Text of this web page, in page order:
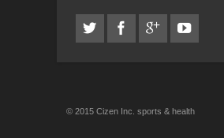
© 2015 Cizen Inc. sports & health